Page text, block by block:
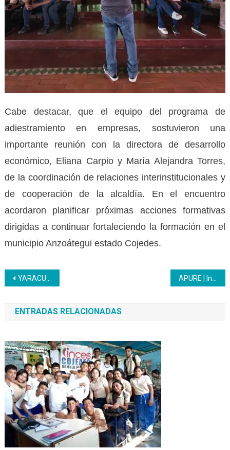
Cabe destacar, que el equipo del programa de
adiestramiento en empresas, sostuvieron una
importante reunión con la directora de desarrollo
económico, Eliana Carpio y María Alejandra Torres,
de la coordinación de relaciones interinstitucionales y
de cooperación de la alcaldía. En el encuentro
acordaron planificar próximas acciones formativas
dirigidas a continuar fortaleciendo la formación en el
municipio Anzoátegui estado Cojedes.
Navegación
de
entradas
YARACUY | Trabajadores del Inces se capacitaron en contraloría social y rendición de cuentas
ENTRADAS RELACIONADAS